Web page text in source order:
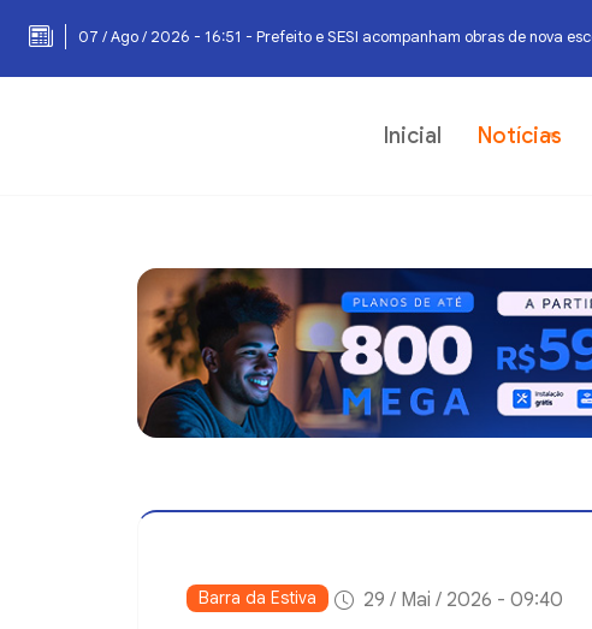
07 / Ago / 2026 - 16:51 - Prefeito e SESI acompanham obras de nova
07 / Ago / 2026 - 16:25 - Escolas municipais superam metas do IDEB
Inicial Notícias
Barra da Estiva 29 / Mai / 2026 - 09:40